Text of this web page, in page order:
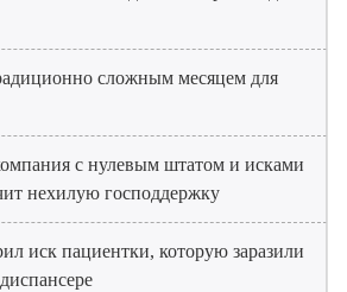
сложным месяцем для
с нулевым штатом и исками
нехилую господдержку
иск пациентки, которую заразили